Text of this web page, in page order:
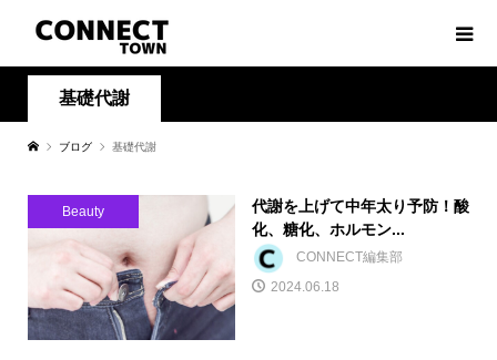
基礎代謝
ブログ 基礎代謝
Beauty
代謝を上げて中年太り予防！酸
化、糖化、ホルモン...
CONNECT編集部
2024.06.18